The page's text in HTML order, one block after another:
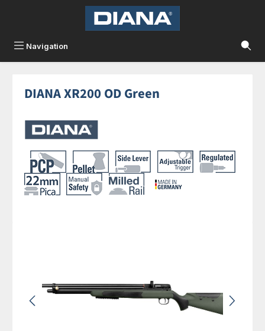
Zum Hauptinhalt springen
Navigation
DIANA XR200 OD Green